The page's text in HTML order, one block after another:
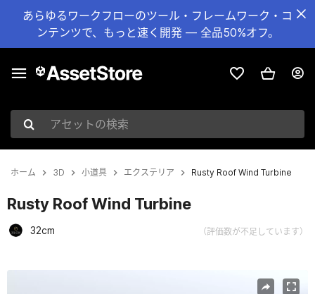
あらゆるワークフローのツール・フレームワーク・コ
ンテンツで、もっと速く開発 — 全品50%オフ。
アセットの検索
ホーム 3D 小道具 エクステリア Rusty Roof Wind Turbine
Rusty Roof Wind Turbine
32cm （評価数が不足しています）